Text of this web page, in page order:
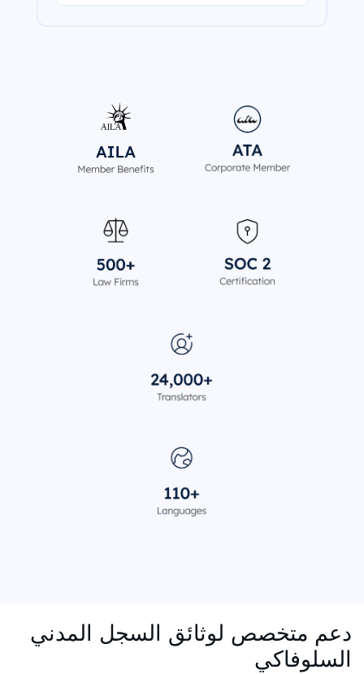
دعم متخصص لوثائق السجل المدني
السلوفاكي